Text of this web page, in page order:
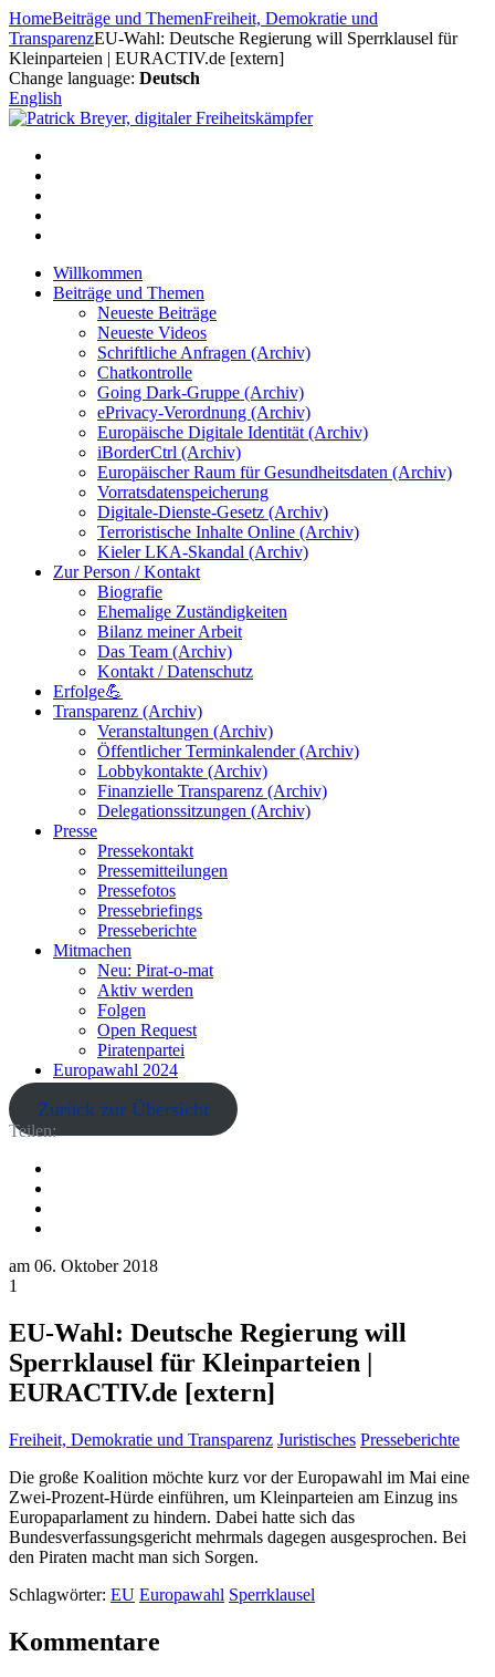
Zum
Inhalt
springen
HomeBeiträge und ThemenFreiheit, Demokratie und
TransparenzEU-Wahl: Deutsche Regierung will Sperrklausel für
Kleinparteien | EURACTIV.de [extern]
Change language: Deutsch
English
Willkommen
Beiträge und Themen
Neueste Beiträge
Neueste Videos
Schriftliche Anfragen (Archiv)
Chatkontrolle
Going Dark-Gruppe (Archiv)
ePrivacy-Verordnung (Archiv)
Europäische Digitale Identität (Archiv)
iBorderCtrl (Archiv)
Europäischer Raum für Gesundheitsdaten (Archiv)
Vorratsdatenspeicherung
Digitale-Dienste-Gesetz (Archiv)
Terroristische Inhalte Online (Archiv)
Kieler LKA-Skandal (Archiv)
Zur Person / Kontakt
Biografie
Ehemalige Zuständigkeiten
Bilanz meiner Arbeit
Das Team (Archiv)
Kontakt / Datenschutz
Erfolge💪
Transparenz (Archiv)
Veranstaltungen (Archiv)
Öffentlicher Terminkalender (Archiv)
Lobbykontakte (Archiv)
Finanzielle Transparenz (Archiv)
Delegationssitzungen (Archiv)
Presse
Pressekontakt
Pressemitteilungen
Pressefotos
Pressebriefings
Presseberichte
Mitmachen
Neu: Pirat-o-mat
Aktiv werden
Folgen
Open Request
Piratenpartei
Europawahl 2024
Zurück zur Übersicht
Teilen:
am 06. Oktober 2018
1
EU-Wahl: Deutsche Regierung will
Sperrklausel für Kleinparteien |
EURACTIV.de [extern]
Freiheit, Demokratie und Transparenz Juristisches Presseberichte
Die große Koalition möchte kurz vor der Europawahl im Mai eine
Zwei-Prozent-Hürde einführen, um Kleinparteien am Einzug ins
Europaparlament zu hindern. Dabei hatte sich das
Bundesverfassungsgericht mehrmals dagegen ausgesprochen. Bei
den Piraten macht man sich Sorgen.
Schlagwörter: EU Europawahl Sperrklausel
Kommentare